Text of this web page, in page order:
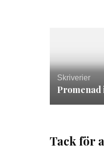
Skriverier
Promenad
Tack för